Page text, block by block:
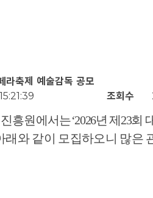
축제 예술감독 공모
조회수
흥원에서는‘2026년 제 23회
래와 같이 모집하오니 많은